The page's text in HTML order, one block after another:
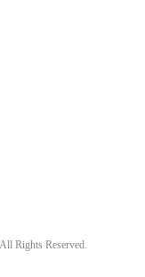
Rights Reserved.